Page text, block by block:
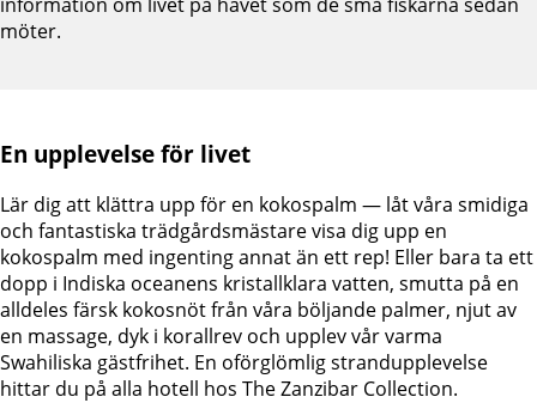
möter.
En upplevelse för livet
Lär dig att klättra upp för en kokospalm — låt våra smidiga
och fantastiska trädgårdsmästare visa dig upp en
kokospalm med ingenting annat än ett rep! Eller bara ta ett
dopp i Indiska oceanens kristallklara vatten, smutta på en
alldeles färsk kokosnöt från våra böljande palmer, njut av
en massage, dyk i korallrev och upplev vår varma
Swahiliska gästfrihet. En oförglömlig strandupplevelse
hittar du på alla hotell hos The Zanzibar Collection.